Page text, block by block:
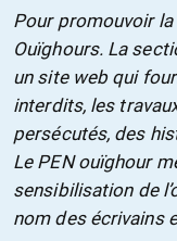
Pour promouvoir
Ouïghours. La
un site web qui
interdits, les
persécutés, des
Le PEN ouïghour
sensibilisation de
nom des écrivains